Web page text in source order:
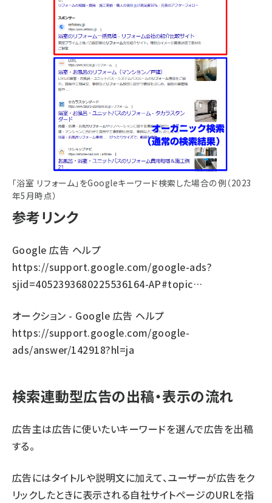
「浴室 リフォーム」をGoogleキーワード検索した場合の例（2023
年5月時点）
参考リンク
Google 広告 ヘルプ
https://support.google.com/google-ads?
sjid=4052393680225536164-AP#topic…
オークション - Google 広告 ヘルプ
https://support.google.com/google-
ads/answer/142918?hl=ja
検索連動型広告の出稿・表示の流れ
広告主は広告に使いたいキーワードを選んで広告を出稿
する。
広告にはタイトルや説明文に加えて、ユーザーが広告をク
リックしたときに表示される自社サイトページのURLを指